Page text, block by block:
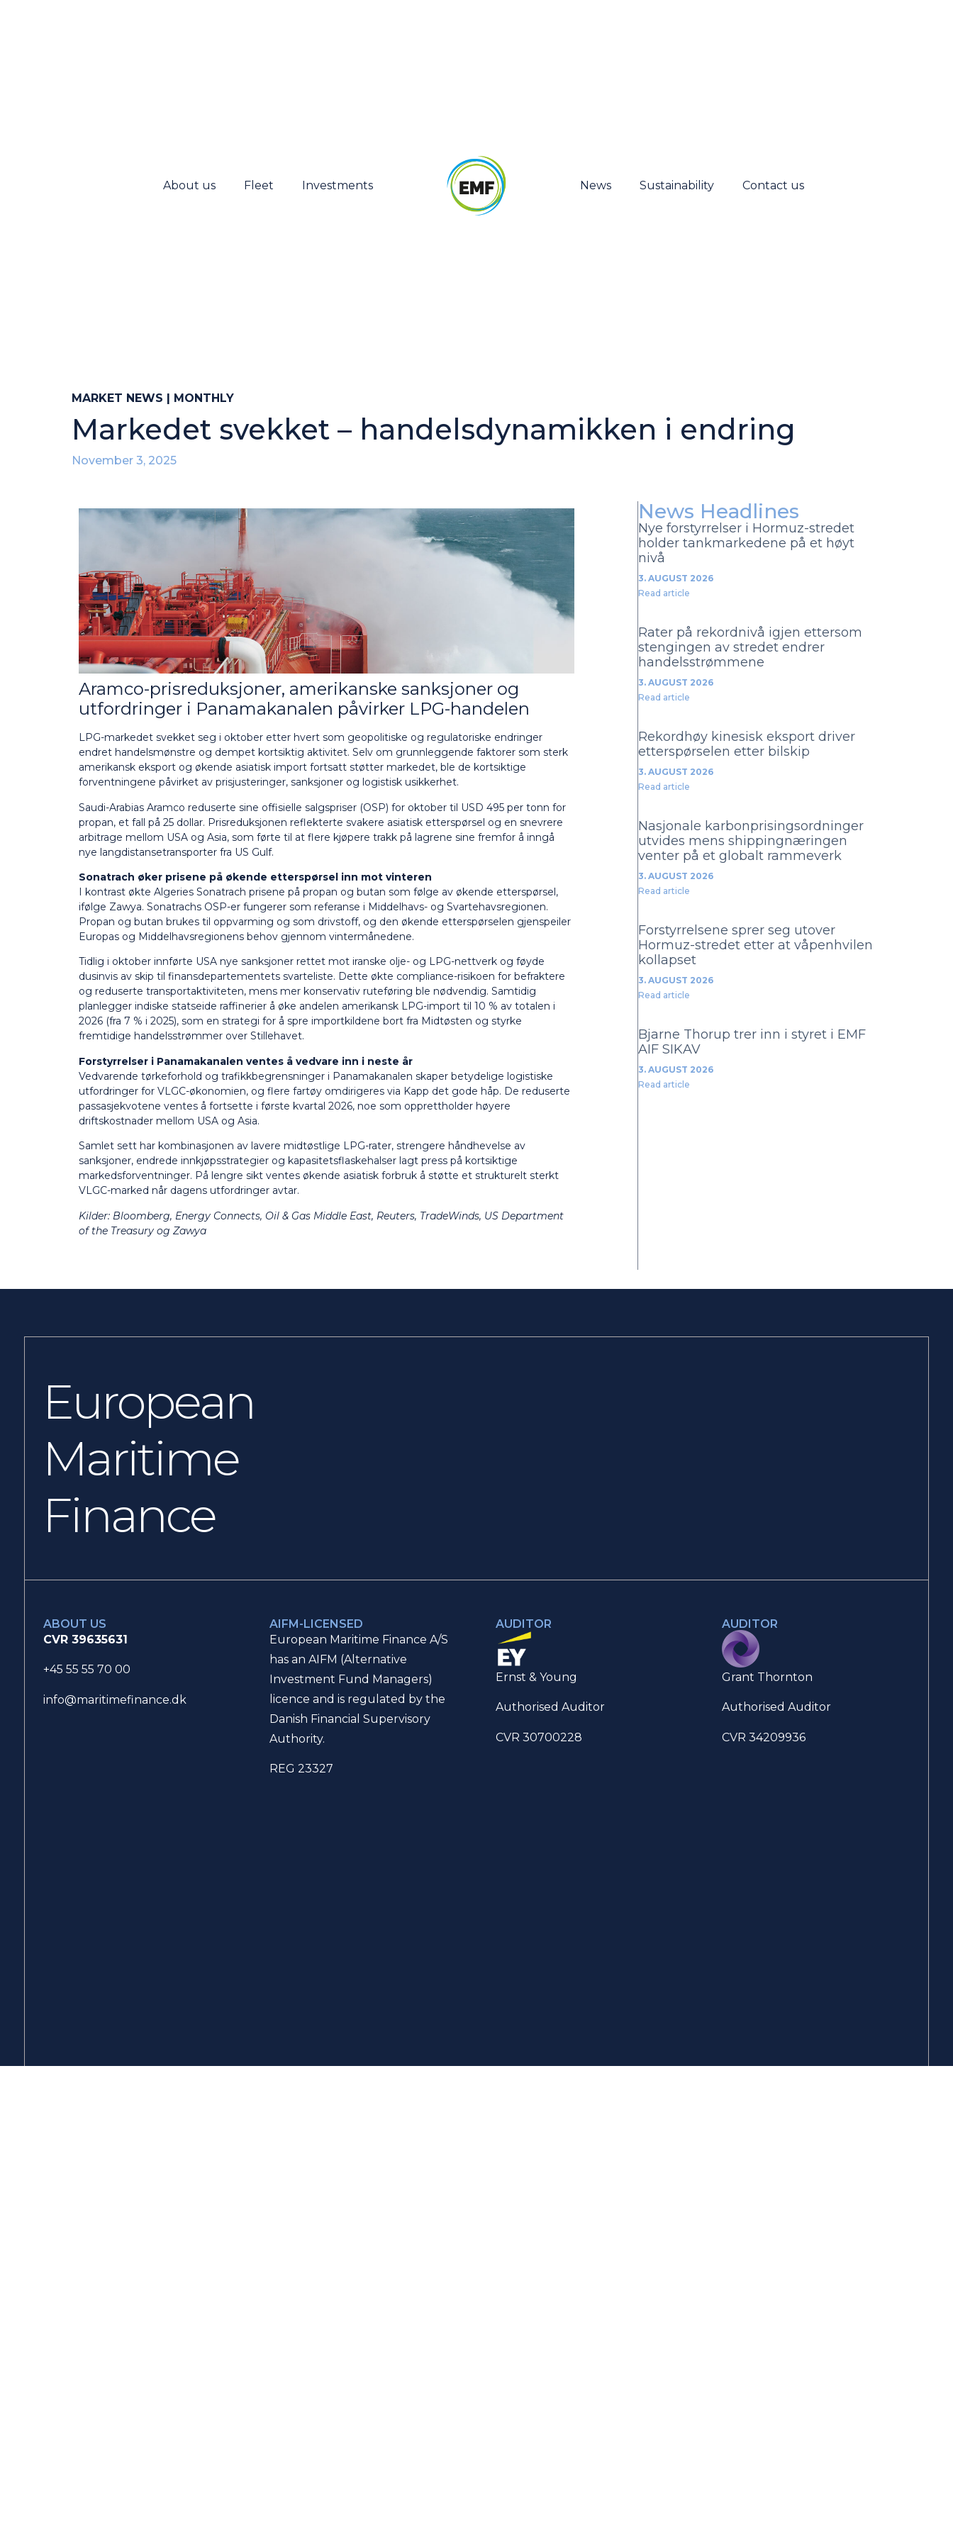
About us Fleet Investments News Sustainability Contact us
MARKET NEWS | MONTHLY
Markedet svekket – handelsdynamikken i endring
November 3, 2025
Aramco-prisreduksjoner, amerikanske sanksjoner og
utfordringer i Panamakanalen påvirker LPG-handelen
LPG-markedet svekket seg i oktober etter hvert som geopolitiske og regulatoriske endringer
endret handelsmønstre og dempet kortsiktig aktivitet. Selv om grunnleggende faktorer som sterk
amerikansk eksport og økende asiatisk import fortsatt støtter markedet, ble de kortsiktige
forventningene påvirket av prisjusteringer, sanksjoner og logistisk usikkerhet.
Saudi-Arabias Aramco reduserte sine offisielle salgspriser (OSP) for oktober til USD 495 per tonn for
propan, et fall på 25 dollar. Prisreduksjonen reflekterte svakere asiatisk etterspørsel og en snevrere
arbitrage mellom USA og Asia, som førte til at flere kjøpere trakk på lagrene sine fremfor å inngå
nye langdistansetransporter fra US Gulf.
Sonatrach øker prisene på økende etterspørsel inn mot vinteren
I kontrast økte Algeries Sonatrach prisene på propan og butan som følge av økende etterspørsel,
ifølge Zawya. Sonatrachs OSP-er fungerer som referanse i Middelhavs- og Svartehavsregionen.
Propan og butan brukes til oppvarming og som drivstoff, og den økende etterspørselen gjenspeiler
Europas og Middelhavsregionens behov gjennom vintermånedene.
Tidlig i oktober innførte USA nye sanksjoner rettet mot iranske olje- og LPG-nettverk og føyde
dusinvis av skip til finansdepartementets svarteliste. Dette økte compliance-risikoen for befraktere
og reduserte transportaktiviteten, mens mer konservativ ruteføring ble nødvendig. Samtidig
planlegger indiske statseide raffinerier å øke andelen amerikansk LPG-import til 10 % av totalen i
2026 (fra 7 % i 2025), som en strategi for å spre importkildene bort fra Midtøsten og styrke
fremtidige handelsstrømmer over Stillehavet.
Forstyrrelser i Panamakanalen ventes å vedvare inn i neste år
Vedvarende tørkeforhold og trafikkbegrensninger i Panamakanalen skaper betydelige logistiske
utfordringer for VLGC-økonomien, og flere fartøy omdirigeres via Kapp det gode håp. De reduserte
passasjekvotene ventes å fortsette i første kvartal 2026, noe som opprettholder høyere
driftskostnader mellom USA og Asia.
Samlet sett har kombinasjonen av lavere midtøstlige LPG-rater, strengere håndhevelse av
sanksjoner, endrede innkjøpsstrategier og kapasitetsflaskehalser lagt press på kortsiktige
markedsforventninger. På lengre sikt ventes økende asiatisk forbruk å støtte et strukturelt sterkt
VLGC-marked når dagens utfordringer avtar.
Kilder: Bloomberg, Energy Connects, Oil & Gas Middle East, Reuters, TradeWinds, US Department
of the Treasury og Zawya
News Headlines
Nye forstyrrelser i Hormuz-stredet
holder tankmarkedene på et høyt
nivå
3. AUGUST 2026
Read article
Rater på rekordnivå igjen ettersom
stengingen av stredet endrer
handelsstrømmene
3. AUGUST 2026
Read article
Rekordhøy kinesisk eksport driver
etterspørselen etter bilskip
3. AUGUST 2026
Read article
Nasjonale karbonprisingsordninger
utvides mens shippingnæringen
venter på et globalt rammeverk
3. AUGUST 2026
Read article
Forstyrrelsene sprer seg utover
Hormuz-stredet etter at våpenhvilen
kollapset
3. AUGUST 2026
Read article
Bjarne Thorup trer inn i styret i EMF
AIF SIKAV
3. AUGUST 2026
Read article
European
Maritime
Finance
ABOUT US
CVR 39635631
+45 55 55 70 00
info@maritimefinance.dk
AIFM-LICENSED
European Maritime Finance A/S
has an AIFM (Alternative
Investment Fund Managers)
licence and is regulated by the
Danish Financial Supervisory
Authority.
REG 23327
AUDITOR
Ernst & Young
Authorised Auditor
CVR 30700228
AUDITOR
Grant Thornton
Authorised Auditor
CVR 34209936